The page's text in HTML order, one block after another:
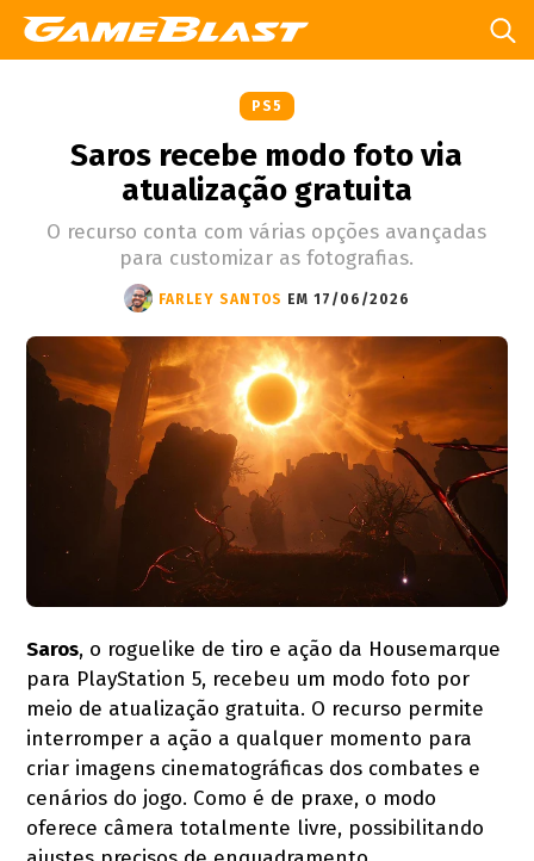
PS5
Saros recebe modo foto via
atualização gratuita
O recurso conta com várias opções avançadas
para customizar as fotografias.
FARLEY SANTOS EM 17/06/2026
Saros, o roguelike de tiro e ação da Housemarque
para PlayStation 5, recebeu um modo foto por
meio de atualização gratuita. O recurso permite
interromper a ação a qualquer momento para
criar imagens cinematográficas dos combates e
cenários do jogo. Como é de praxe, o modo
oferece câmera totalmente livre, possibilitando